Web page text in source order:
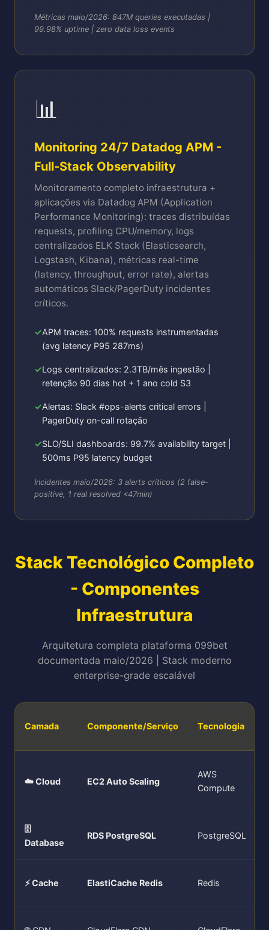
Métricas maio/2026: 847M queries executadas |
99.98% uptime | zero data loss events
📊
Monitoring 24/7 Datadog APM -
Full-Stack Observability
Monitoramento completo infraestrutura +
aplicações via Datadog APM (Application
Performance Monitoring): traces distribuídas
requests, profiling CPU/memory, logs
centralizados ELK Stack (Elasticsearch,
Logstash, Kibana), métricas real-time
(latency, throughput, error rate), alertas
automáticos Slack/PagerDuty incidentes
críticos.
APM traces: 100% requests instrumentadas
(avg latency P95 287ms)
Logs centralizados: 2.3TB/mês ingestão |
retenção 90 dias hot + 1 ano cold S3
Alertas: Slack #ops-alerts critical errors |
PagerDuty on-call rotação
SLO/SLI dashboards: 99.7% availability target |
500ms P95 latency budget
Incidentes maio/2026: 3 alerts críticos (2 false-
positive, 1 real resolved <47min)
Stack Tecnológico Completo
- Componentes
Infraestrutura
Arquitetura completa plataforma 099bet
documentada maio/2026 | Stack moderno
enterprise-grade escalável
Camada Componente/Serviço Tecnologia
☁️ Cloud EC2 Auto Scaling
AWS
Compute
🗄️
Database
RDS PostgreSQL PostgreSQL
⚡ Cache ElastiCache Redis Redis